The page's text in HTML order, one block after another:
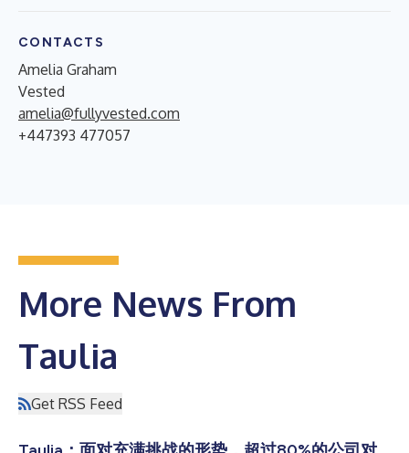
CONTACTS
Amelia Graham
Vested
amelia@fullyvested.com
+447393 477057
More News From
Taulia
Get RSS Feed